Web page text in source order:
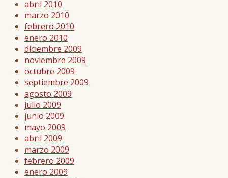
abril 2010
marzo 2010
febrero 2010
enero 2010
diciembre 2009
noviembre 2009
octubre 2009
septiembre 2009
agosto 2009
julio 2009
junio 2009
mayo 2009
abril 2009
marzo 2009
febrero 2009
enero 2009